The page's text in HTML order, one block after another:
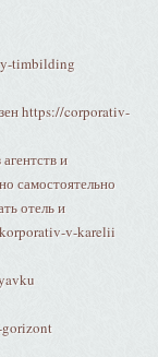
timbilding
https://corporativ-
и
самостоятельно
отель и
v-karelii